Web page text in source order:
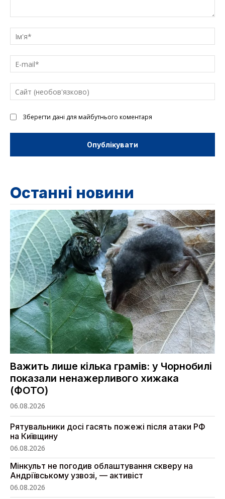
текст
Зберегти дані для майбутнього коментаря
Останні новини
Важить лише кілька грамів: у Чорнобилі
показали ненажерливого хижака
(ФОТО)
06.08.2026
Рятувальники досі гасять пожежі після атаки РФ
на Київщину
06.08.2026
Мінкульт не погодив облаштування скверу на
Андріївському узвозі, — активіст
06.08.2026